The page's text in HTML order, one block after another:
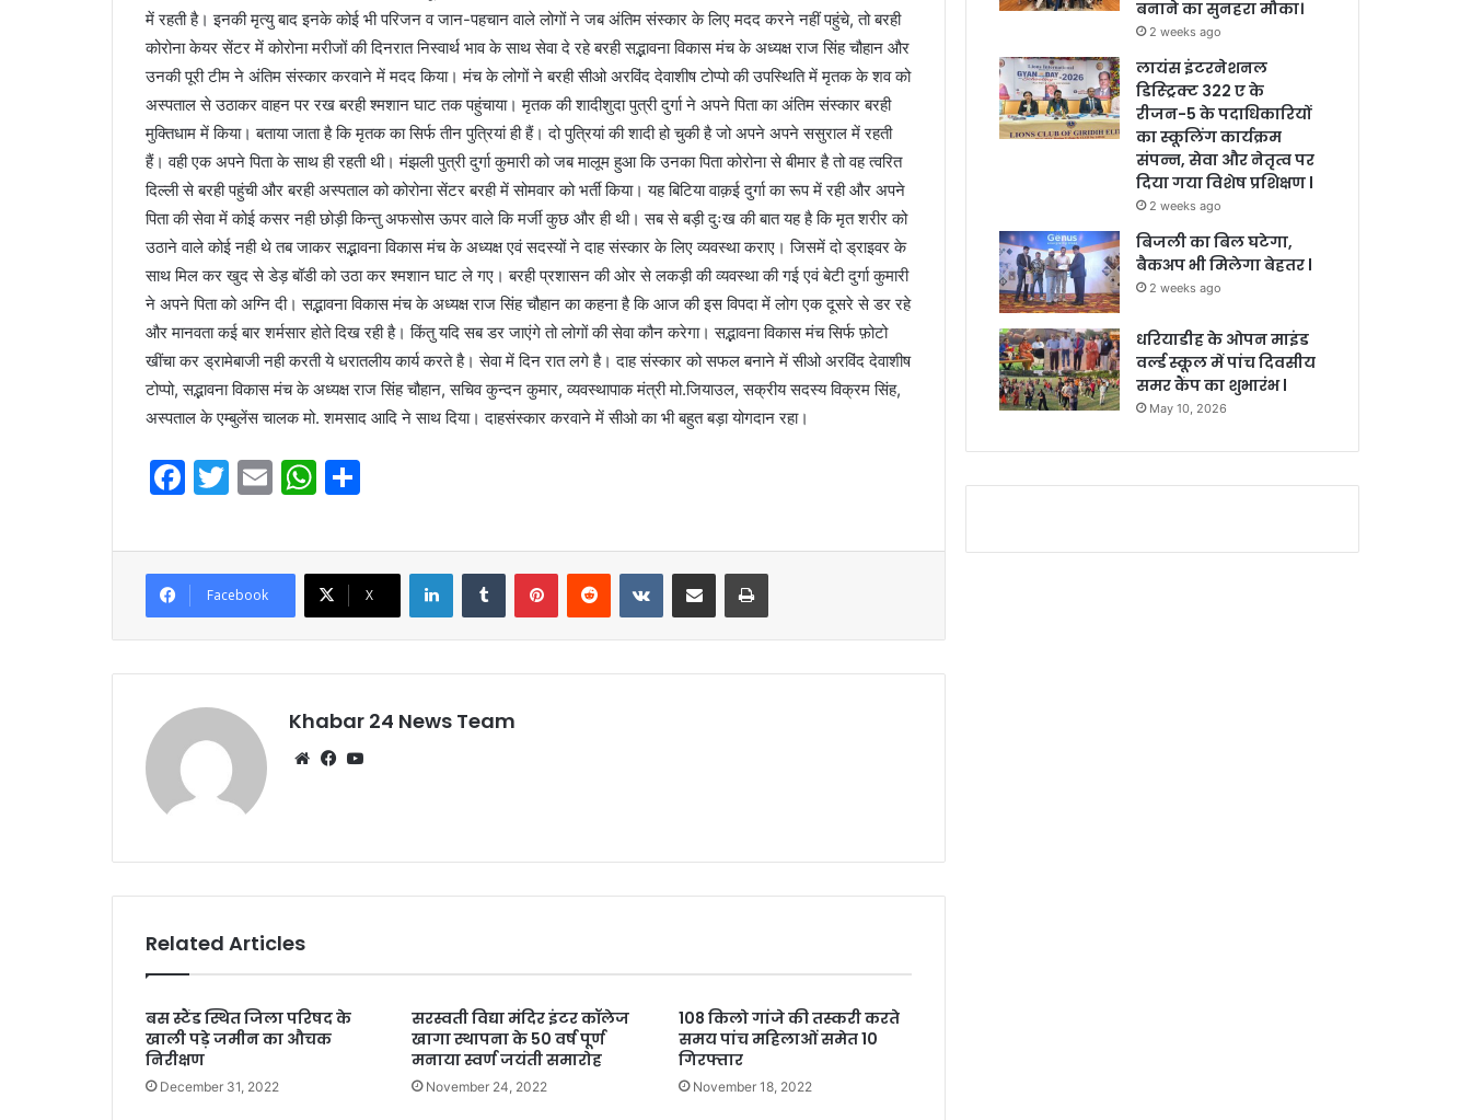
में रहती है। इनकी मृत्यु बाद इनके कोई भी परिजन व जान-पहचान वाले लोगों ने जब अंतिम संस्कार के लिए मदद करने नहीं पहुंचे, तो बरही
कोरोना केयर सेंटर में कोरोना मरीजों की दिनरात निस्वार्थ भाव के साथ सेवा दे रहे बरही सद्भावना विकास मंच के अध्यक्ष राज सिंह चौहान और
उनकी पूरी टीम ने अंतिम संस्कार करवाने में मदद किया। मंच के लोगों ने बरही सीओ अरविंद देवाशीष टोप्पो की उपस्थिति में मृतक के शव को
अस्पताल से उठाकर वाहन पर रख बरही श्मशान घाट तक पहुंचाया। मृतक की शादीशुदा पुत्री दुर्गा ने अपने पिता का अंतिम संस्कार बरही
मुक्तिधाम में किया। बताया जाता है कि मृतक का सिर्फ तीन पुत्रियां ही हैं। दो पुत्रियां की शादी हो चुकी है जो अपने अपने ससुराल में रहती
हैं। वही एक अपने पिता के साथ ही रहती थी। मंझली पुत्री दुर्गा कुमारी को जब मालूम हुआ कि उनका पिता कोरोना से बीमार है तो वह त्वरित
दिल्ली से बरही पहुंची और बरही अस्पताल को कोरोना सेंटर बरही में सोमवार को भर्ती किया। यह बिटिया वाक़ई दुर्गा का रूप में रही और अपने
पिता की सेवा में कोई कसर नही छोड़ी किन्तु अफसोस ऊपर वाले कि मर्जी कुछ और ही थी। सब से बड़ी दुःख की बात यह है कि मृत शरीर को
उठाने वाले कोई नही थे तब जाकर सद्भावना विकास मंच के अध्यक्ष एवं सदस्यों ने दाह संस्कार के लिए व्यवस्था कराए। जिसमें दो ड्राइवर के
साथ मिल कर खुद से डेड़ बॉडी को उठा कर श्मशान घाट ले गए। बरही प्रशासन की ओर से लकड़ी की व्यवस्था की गई एवं बेटी दुर्गा कुमारी
ने अपने पिता को अग्नि दी। सद्भावना विकास मंच के अध्यक्ष राज सिंह चौहान का कहना है कि आज की इस विपदा में लोग एक दूसरे से डर रहे
और मानवता कई बार शर्मसार होते दिख रही है। किंतु यदि सब डर जाएंगे तो लोगों की सेवा कौन करेगा। सद्भावना विकास मंच सिर्फ फ़ोटो
खींचा कर ड्रामेबाजी नही करती ये धरातलीय कार्य करते है। सेवा में दिन रात लगे है। दाह संस्कार को सफल बनाने में सीओ अरविंद देवाशीष
टोप्पो, सद्भावना विकास मंच के अध्यक्ष राज सिंह चौहान, सचिव कुन्दन कुमार, व्यवस्थापाक मंत्री मो.जियाउल, सक्रीय सदस्य विक्रम सिंह,
अस्पताल के एम्बुलेंस चालक मो. शमसाद आदि ने साथ दिया। दाहसंस्कार करवाने में सीओ का भी बहुत बड़ा योगदान रहा।
F
c
e
b
o
o
k
T
itt
er
E
ai
l
W
at
s
A
p
p
ar
e
Facebook X
LinkedInTumblr PinterestReddit VKontakteShare via Email Print
Khabar 24 News Team
WebsiteFacebook
Related Articles
बस स्टैंड स्थित जिला परिषद के
खाली पड़े जमीन का औचक
निरीक्षण
December 31, 2022
सरस्वती विद्या मंदिर इंटर कॉलेज
खागा स्थापना के 50 वर्ष पूर्ण
मनाया स्वर्ण जयंती समारोह
November 24, 2022
108 किलो गांजे की तस्करी करते
समय पांच महिलाओं समेत 10
गिरफ्तार
November 18, 2022
बनाने का सुनहरा मौका।
2 weeks ago
लायंस इंटरनेशनल
डिस्ट्रिक्ट 322 ए के
रीजन-5 के पदाधिकारियों
का स्कूलिंग कार्यक्रम
संपन्न, सेवा और नेतृत्व पर
दिया गया विशेष प्रशिक्षण l
2 weeks ago
बिजली का बिल घटेगा,
बैकअप भी मिलेगा बेहतर l
2 weeks ago
धरियाडीह के ओपन माइंड
वर्ल्ड स्कूल में पांच दिवसीय
समर कैंप का शुभारंभ l
May 10, 2026